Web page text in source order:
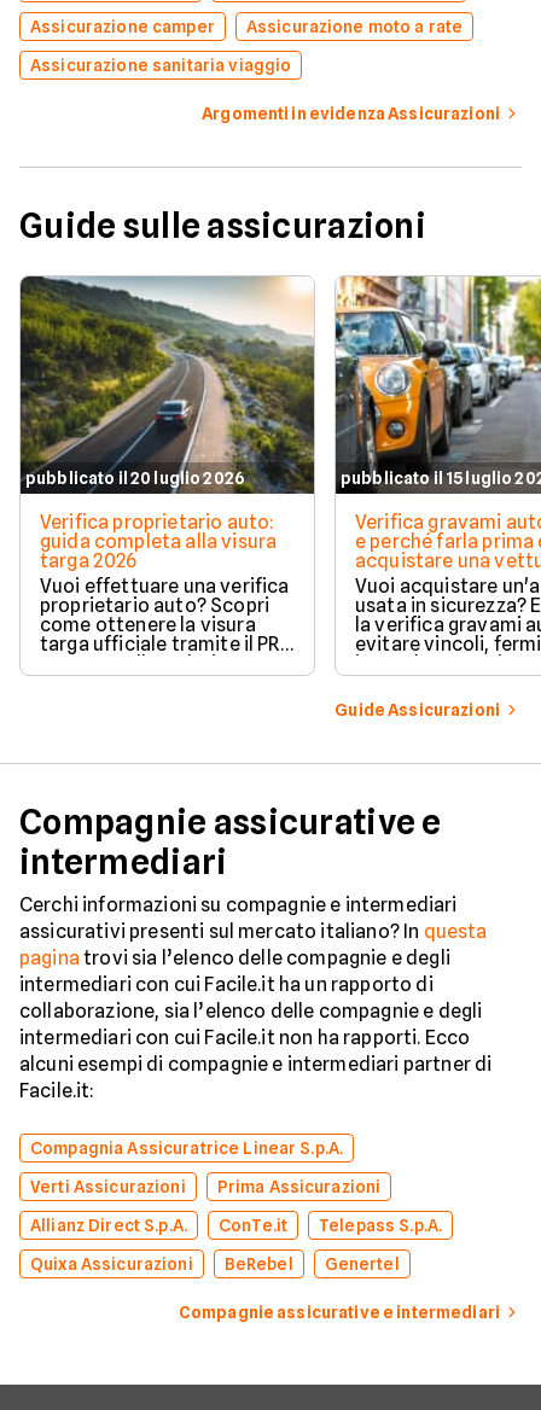
Assicurazione camper
Assicurazione moto a rate
Assicurazione sanitaria viaggio
Argomenti in evidenza Assicurazioni
Guide sulle assicurazioni
pubblicato il 20 luglio 2026
Verifica proprietario auto:
guida completa alla visura
targa 2026
Vuoi effettuare una verifica
proprietario auto? Scopri
come ottenere la visura
targa ufficiale tramite il PRA
per controllare dati e
vincoli in totale sicurezza.
pubblicato il 15 luglio
Verifica gravami
e perché farla prima
acquistare una
Vuoi acquistare
usata in sicurezza?
la verifica gravami
evitare vincoli,
ipoteche. Scopri
tutelare il tuo
Guide Assicurazioni
Compagnie assicurative e
intermediari
Cerchi informazioni su compagnie e intermediari
assicurativi presenti sul mercato italiano? In questa
pagina trovi sia l’elenco delle compagnie e degli
intermediari con cui Facile.it ha un rapporto di
collaborazione, sia l’elenco delle compagnie e degli
intermediari con cui Facile.it non ha rapporti. Ecco
alcuni esempi di compagnie e intermediari partner di
Facile.it:
Compagnia Assicuratrice Linear S.p.A.
Verti Assicurazioni
Prima Assicurazioni
Allianz Direct S.p.A.
ConTe.it
Telepass S.p.A.
Quixa Assicurazioni
BeRebel Genertel
Compagnie assicurative e intermediari